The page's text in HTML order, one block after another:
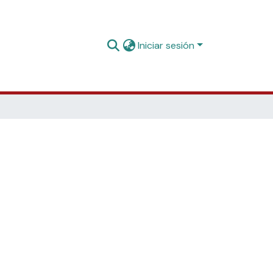
Iniciar sesión